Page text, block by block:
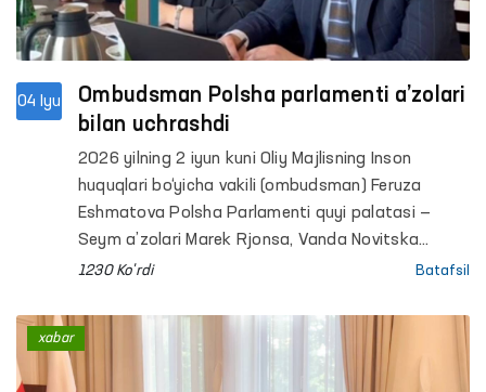
04 Iyu
Ombudsman Polsha parlamenti a’zolari
bilan uchrashdi
2026 yilning 2 iyun kuni Oliy Majlisning Inson
huquqlari bo‘yicha vakili (ombudsman) Feruza
Eshmatova Polsha Parlamenti quyi palatasi —
Seym a’zolari Marek Rjonsa, Vanda Novitska
hamda Alitsiya Lepkovska-Golas bilan uchrashuv
1230 Ko'rdi Batafsil
xabar